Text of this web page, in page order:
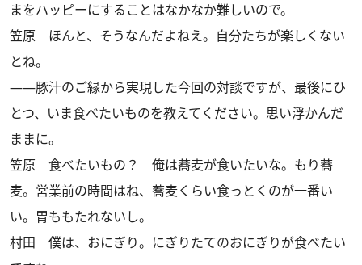
まをハッピーにすることはなかなか難しいので。
笠原 ほんと、そうなんだよねえ。自分たちが楽しくない
とね。
――豚汁のご縁から実現した今回の対談ですが、最後にひ
とつ、いま食べたいものを教えてください。思い浮かんだ
ままに。
笠原 食べたいもの？ 俺は蕎麦が食いたいな。もり蕎
麦。営業前の時間はね、蕎麦くらい食っとくのが一番い
い。胃ももたれないし。
村田 僕は、おにぎり。にぎりたてのおにぎりが食べたい